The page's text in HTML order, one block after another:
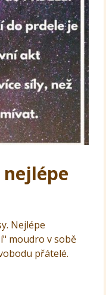
Nejlépe
moudro v sobě
přátelé.